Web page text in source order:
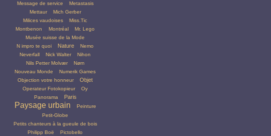
Message de service
Metastasis
Mettaur
Mich Gerber
Milices vaudoises
Miss.Tic
Montbenon
Montréal
Mr. Lego
Musée suisse de la Mode
N impro te quoi
Nature
Nemo
Neverfall
Nick Walter
Nihon
Nils Petter Molvær
Nørn
Nouveau Monde
Numerik Games
Objection votre honneur
Objet
Operateur Fotokopieur
Oy
Panorama
Paris
Paysage urbain
Peinture
Petit-Globe
Petits chanteurs à la gueule de bois
Philipp Boë
Pictobello